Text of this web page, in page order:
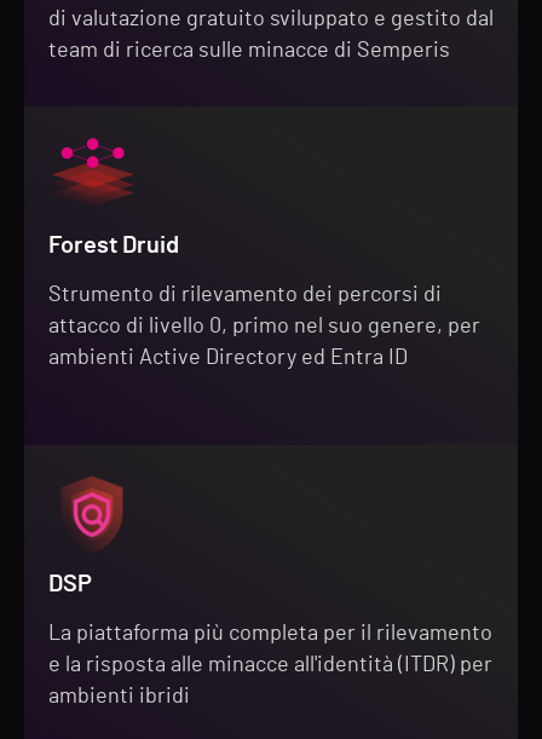
di valutazione gratuito sviluppato e gestito dal
team di ricerca sulle minacce di Semperis
Forest Druid
Strumento di rilevamento dei percorsi di
attacco di livello 0, primo nel suo genere, per
ambienti Active Directory ed Entra ID
DSP
La piattaforma più completa per il rilevamento
e la risposta alle minacce all'identità (ITDR) per
ambienti ibridi